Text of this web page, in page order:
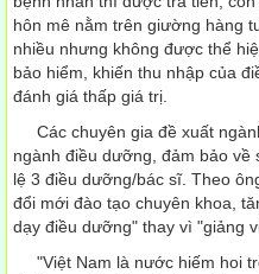
hôn mê nằm trên giường hàng
nhiều nhưng không được thể
bảo hiểm, khiến thu nhập của
đánh giá thấp giá trị.
Các chuyên gia đề xuất
ngành điều dưỡng, đảm bảo
lệ 3 điều dưỡng/bác sĩ. Theo
đổi mới đào tạo chuyên khoa,
dạy điều dưỡng" thay vì "giảng
"Việt Nam là nước hiếm hoi